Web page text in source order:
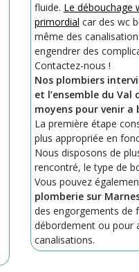
fluide. Le débouchage
primordial car des wc
même des
engendrer des
Contactez-nous !
Nos plombiers
et l’ensemble du
moyens pour venir a
La première étape
plus appropriée en
Nous disposons de
rencontré, le type de
Vous pouvez
plomberie sur
des engorgements de
débordement ou pour
canalisations.